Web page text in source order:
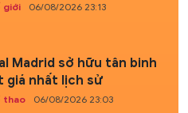
giới 06/08/2026 23:13
Madrid sở hữu tân binh
giá nhất lịch sử
thao 06/08/2026 23:03